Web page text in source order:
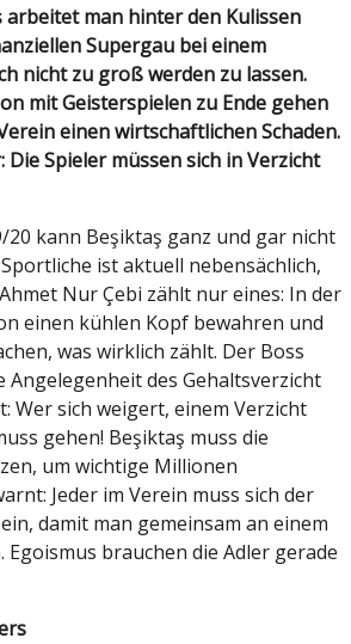
arbeitet man hinter den Kulissen
Supergau bei einem
nicht zu groß werden zu lassen.
mit Geisterspielen zu Ende gehen
einen wirtschaftlichen Schaden.
Die Spieler müssen sich in Verzicht
20 kann Beşiktaş ganz und gar nicht
ist aktuell nebensächlich,
Nur Çebi zählt nur eines: In der
einen kühlen Kopf bewahren und
was wirklich zählt. Der Boss
Angelegenheit des Gehaltsverzicht
Wer sich weigert, einem Verzicht
gehen! Beşiktaş muss die
um wichtige Millionen
Jeder im Verein muss sich der
damit man gemeinsam an einem
brauchen die Adler gerade